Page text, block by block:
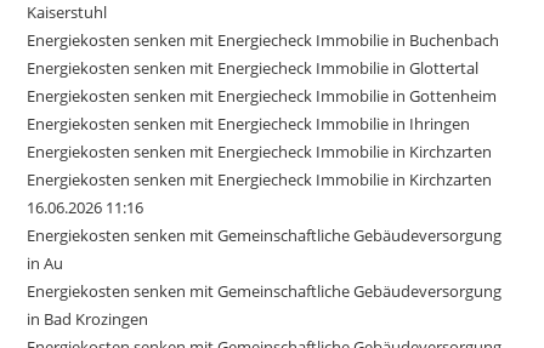
Kaiserstuhl
Energiekosten senken mit Energiecheck Immobilie in Buchenbach
Energiekosten senken mit Energiecheck Immobilie in Glottertal
Energiekosten senken mit Energiecheck Immobilie in Gottenheim
Energiekosten senken mit Energiecheck Immobilie in Ihringen
Energiekosten senken mit Energiecheck Immobilie in Kirchzarten
Energiekosten senken mit Energiecheck Immobilie in Kirchzarten
16.06.2026 11:16
Energiekosten senken mit Gemeinschaftliche Gebäudeversorgung
in Au
Energiekosten senken mit Gemeinschaftliche Gebäudeversorgung
in Bad Krozingen